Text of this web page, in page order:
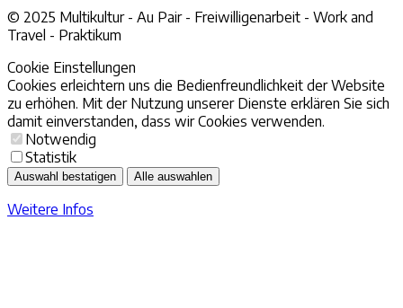
© 2025 Multikultur - Au Pair - Freiwilligenarbeit - Work and
Travel - Praktikum
Cookie Einstellungen
Cookies erleichtern uns die Bedienfreundlichkeit der Website
zu erhöhen. Mit der Nutzung unserer Dienste erklären Sie sich
damit einverstanden, dass wir Cookies verwenden.
Notwendig
Statistik
Auswahl bestatigen Alle auswahlen
Weitere Infos